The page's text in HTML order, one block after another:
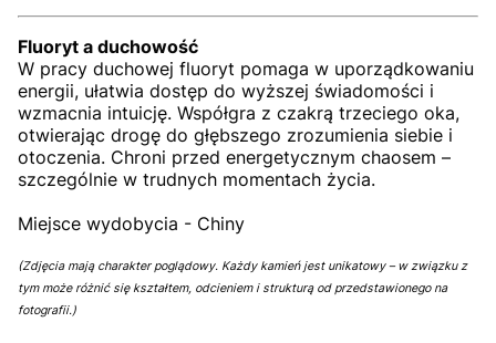
Fluoryt a duchowość
W pracy duchowej fluoryt pomaga w uporządkowaniu
energii, ułatwia dostęp do wyższej świadomości i
wzmacnia intuicję. Współgra z czakrą trzeciego oka,
otwierając drogę do głębszego zrozumienia siebie i
otoczenia. Chroni przed energetycznym chaosem –
szczególnie w trudnych momentach życia.
Miejsce wydobycia - Chiny
(Zdjęcia mają charakter poglądowy. Każdy kamień jest unikatowy – w związku z
tym może różnić się kształtem, odcieniem i strukturą od przedstawionego na
fotografii.)